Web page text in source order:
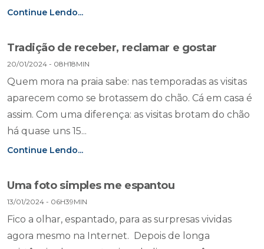
Continue Lendo...
Tradição de receber, reclamar e gostar
20/01/2024 - 08H18MIN
Quem mora na praia sabe: nas temporadas as visitas
aparecem como se brotassem do chão. Cá em casa é
assim. Com uma diferença: as visitas brotam do chão
há quase uns 15...
Continue Lendo...
Uma foto simples me espantou
13/01/2024 - 06H39MIN
Fico a olhar, espantado, para as surpresas vividas
agora mesmo na Internet. Depois de longa